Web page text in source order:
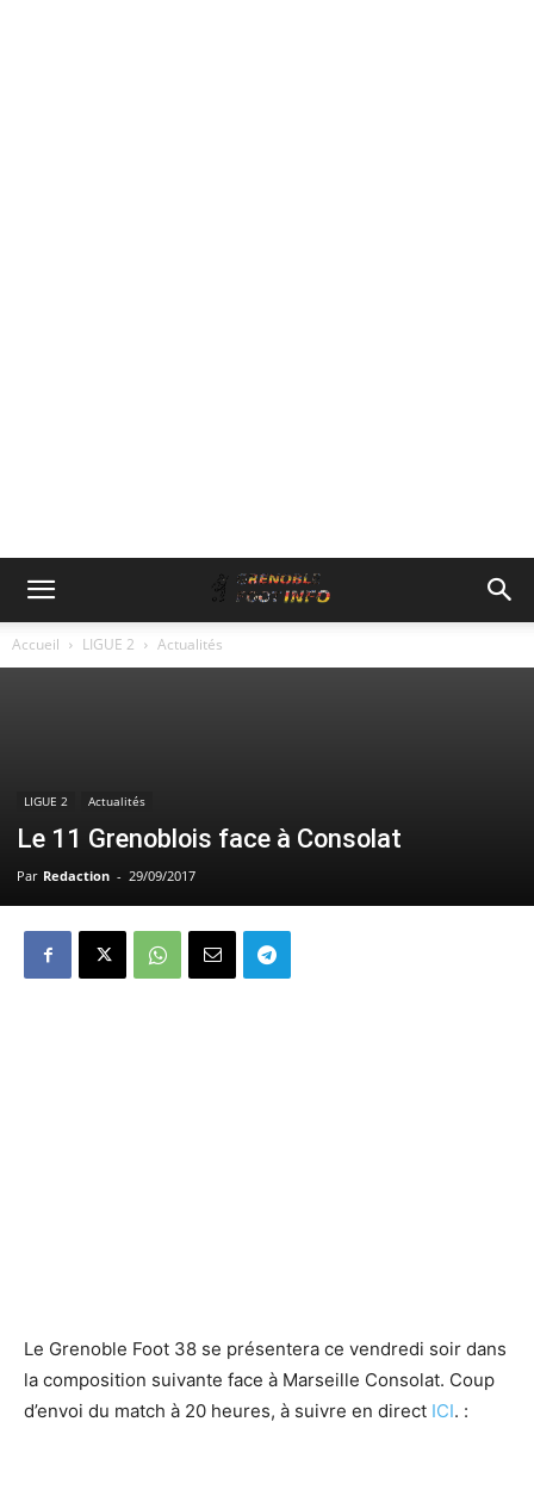
Accueil LIGUE 2 Actualités
LIGUE 2 Actualités
Le 11 Grenoblois face à Consolat
Par Redaction - 29/09/2017
Le Grenoble Foot 38 se présentera ce vendredi soir dans
la composition suivante face à Marseille Consolat. Coup
d’envoi du match à 20 heures, à suivre en direct ICI. :